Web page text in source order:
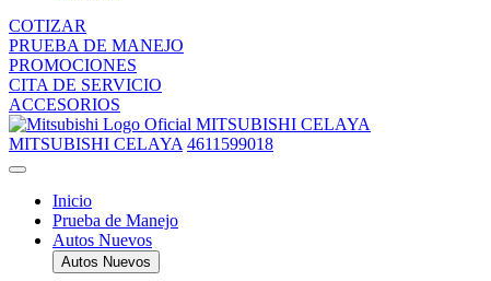
COTIZAR
PRUEBA DE MANEJO
PROMOCIONES
CITA DE SERVICIO
ACCESORIOS
MITSUBISHI CELAYA
MITSUBISHI CELAYA 4611599018
Inicio
Prueba de Manejo
Autos Nuevos
Autos Nuevos